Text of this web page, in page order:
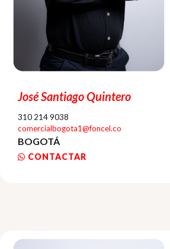
José Santiago Quintero
310 214 9038
comercialbogota1@foncel.co
BOGOTÁ
CONTACTAR